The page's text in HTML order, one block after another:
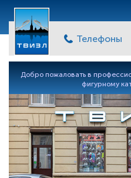
Телефоны
Добро пожаловать в
фигурному